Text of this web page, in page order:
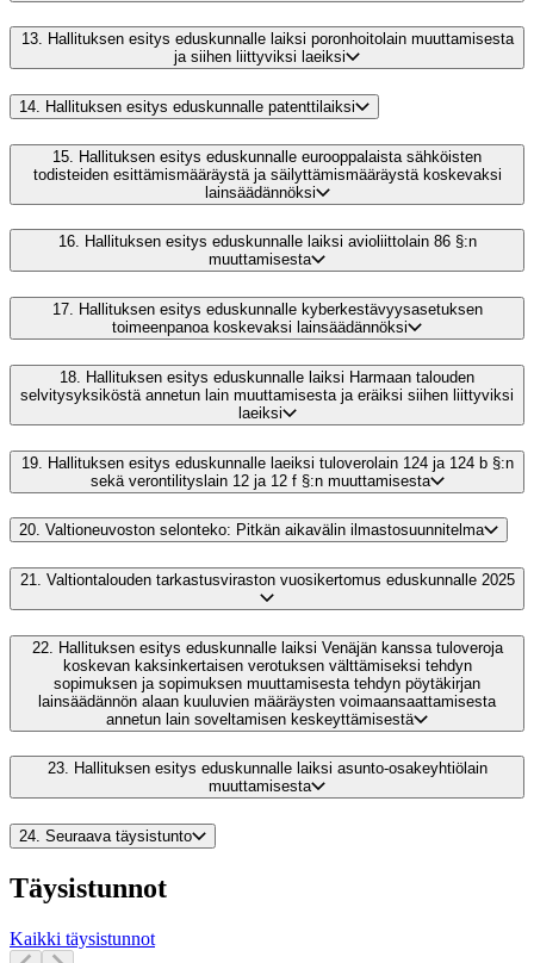
13. Hallituksen esitys eduskunnalle laiksi poronhoitolain muuttamisesta
ja siihen liittyviksi laeiksi
14. Hallituksen esitys eduskunnalle patenttilaiksi
15. Hallituksen esitys eduskunnalle eurooppalaista sähköisten
todisteiden esittämismääräystä ja säilyttämismääräystä koskevaksi
lainsäädännöksi
16. Hallituksen esitys eduskunnalle laiksi avioliittolain 86 §:n
muuttamisesta
17. Hallituksen esitys eduskunnalle kyberkestävyysasetuksen
toimeenpanoa koskevaksi lainsäädännöksi
18.
Hallituksen esitys eduskunnalle laiksi Harmaan talouden
selvitysyksiköstä annetun lain muuttamisesta ja eräiksi siihen liittyviksi
laeiksi
19. Hallituksen esitys eduskunnalle laeiksi tuloverolain 124 ja 124 b §:n
sekä verontilityslain 12 ja 12 f §:n muuttamisesta
20. Valtioneuvoston selonteko: Pitkän aikavälin ilmastosuunnitelma
21. Valtiontalouden tarkastusviraston vuosikertomus eduskunnalle 2025
22. Hallituksen esitys eduskunnalle laiksi Venäjän kanssa tuloveroja
koskevan kaksinkertaisen verotuksen välttämiseksi tehdyn
sopimuksen ja sopimuksen muuttamisesta tehdyn pöytäkirjan
lainsäädännön alaan kuuluvien määräysten voimaansaattamisesta
annetun lain soveltamisen keskeyttämisestä
23. Hallituksen esitys eduskunnalle laiksi asunto-osakeyhtiölain
muuttamisesta
24. Seuraava täysistunto
Täysistunnot
Kaikki täysistunnot